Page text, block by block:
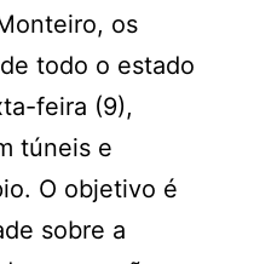
os
todo o estado
feira (9),
túneis e
O objetivo é
sobre a